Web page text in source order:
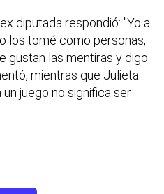
diputada respondió: "Yo a
los tomé como personas,
gustan las mentiras y digo
mientras que Julieta
un juego no significa ser